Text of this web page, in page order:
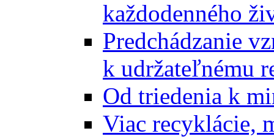
každodenného
Predchádzanie
k udržateľnému
Od triedenia k
Viac recyklácie,